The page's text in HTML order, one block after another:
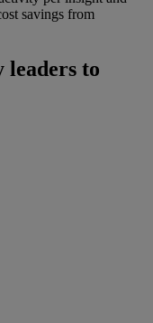
savings from
leaders to